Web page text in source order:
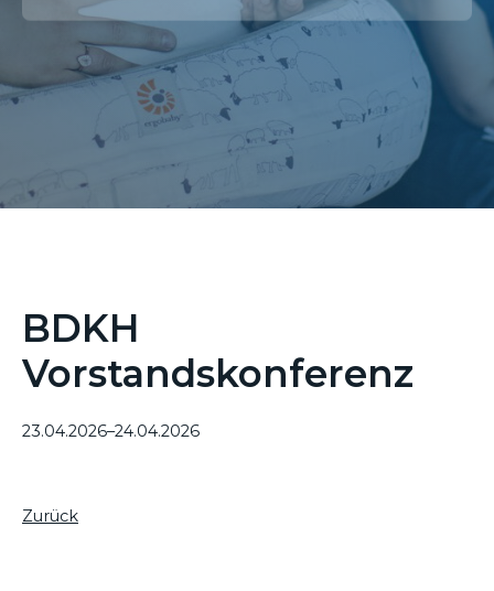
BDKH
Vorstandskonferenz
23.04.2026–24.04.2026
Zurück